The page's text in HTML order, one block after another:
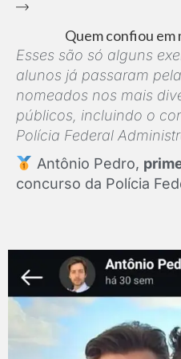
Quem confiou em
Esses são só alguns
alunos já passaram
nomeados nos mais
públicos, incluindo o
Polícia Federal
Antônio Pedro,
concurso da Polícia